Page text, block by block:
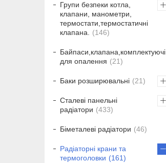
Групи безпеки котла,
клапани, манометри,
термостати,термостатичні
клапана.
146
Байпаси,клапана,комплектуючі
для опалення
21
Баки розширювальні 21
Сталеві панельні
радіатори
433
Біметалеві радіатори 46
Радіаторні крани та
термоголовки
161